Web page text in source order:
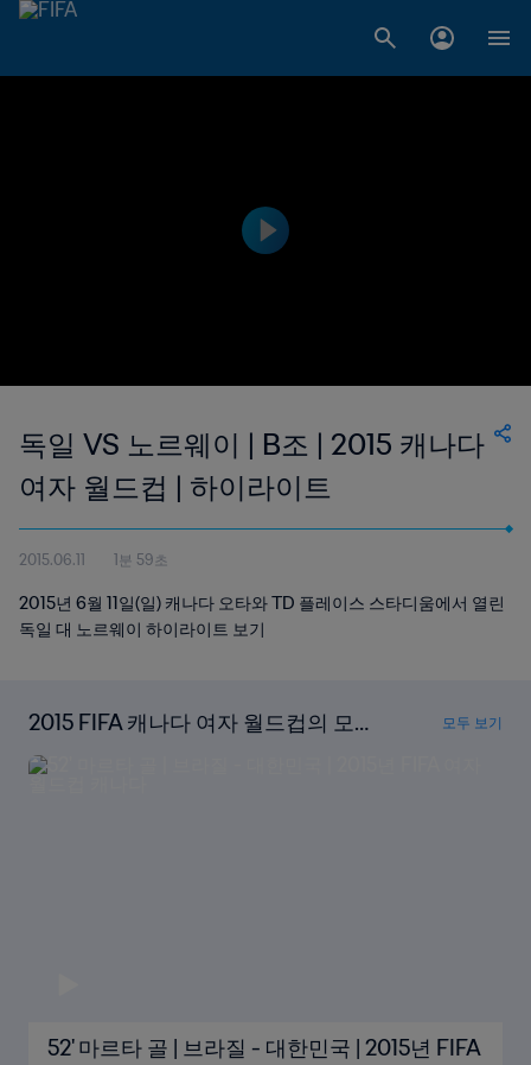
독일 VS 노르웨이 | B조 | 2015 캐나다
여자 월드컵 | 하이라이트
2015.06.11 1분 59초
2015년 6월 11일(일) 캐나다 오타와 TD 플레이스 스타디움에서 열린
독일 대 노르웨이 하이라이트 보기
2015 FIFA 캐나다 여자 월드컵의 모든
골 다시보기
모두 보기
52' 마르타 골 | 브라질 - 대한민국 | 2015년 FIFA